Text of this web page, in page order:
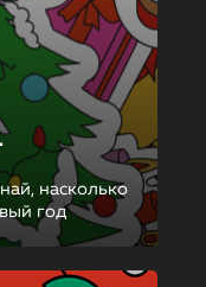
насколько
год